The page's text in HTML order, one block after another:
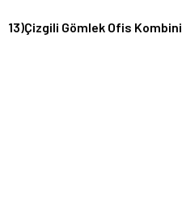
13)Çizgili Gömlek Ofis Kombini